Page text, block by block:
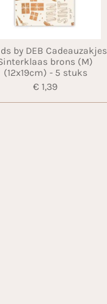
by DEB Cadeauzakjes
brons (M)
(12x19cm) - 5 stuks
€ 1,39